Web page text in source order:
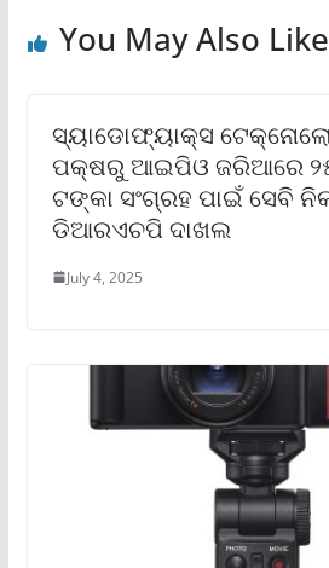
You May Also Like
ସ୍ୟାଡୋଫ୍ୟାକ୍ସ
ପକ୍ଷରୁ ଆଇପିଓ ଜରିଆରେ
ଟଙ୍କା ସଂଗ୍ରହ ପାଇଁ ସେବି
ଡିଆରଏଚପି ଦାଖଲ
July 4, 2025